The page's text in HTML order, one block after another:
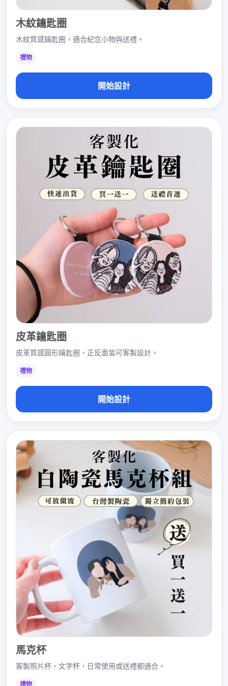
木紋鑰匙圈
木紋質感鑰匙圈，適合紀念小物與送禮。
禮物
開始設計
皮革鑰匙圈
皮革質感圓形鑰匙圈，正反面皆可客製設計。
禮物
開始設計
馬克杯
客製照片杯、文字杯，日常使用或送禮都適合。
禮物